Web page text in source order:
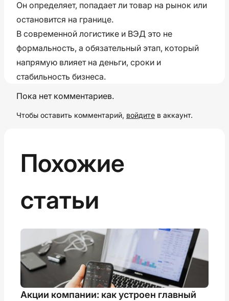
Он определяет, попадает ли товар на рынок или
остановится на границе.
В современной логистике и ВЭД это не
формальность, а обязательный этап, который
напрямую влияет на деньги, сроки и
стабильность бизнеса.
Пока нет комментариев.
Чтобы оставить комментарий, войдите в аккаунт.
Похожие
статьи
Акции компании: как устроен главный